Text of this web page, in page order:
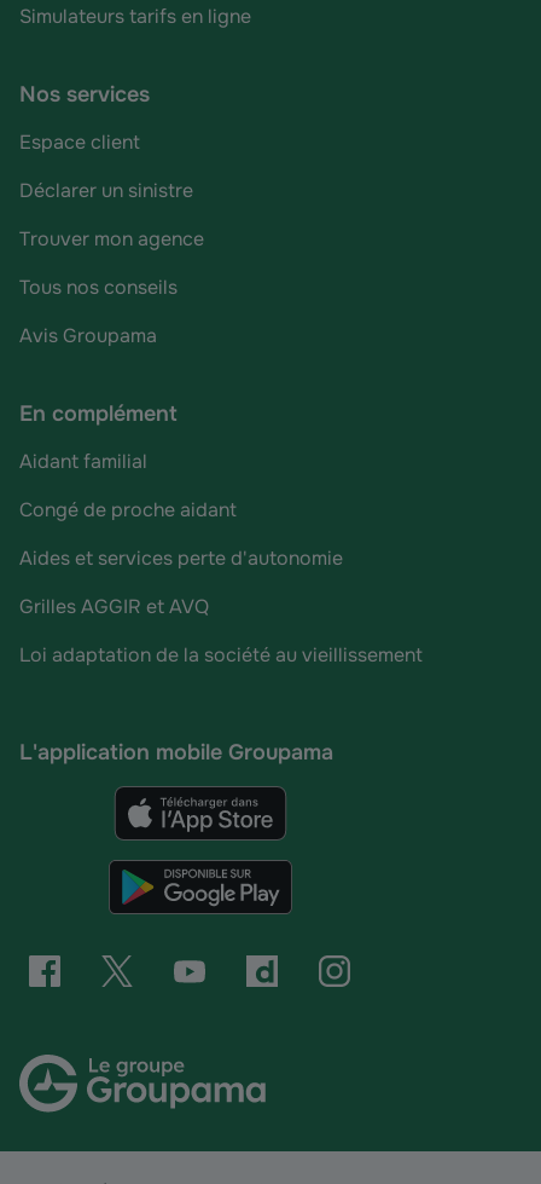
Simulateurs tarifs en ligne
Nos services
Espace client
Déclarer un sinistre
Trouver mon agence
Tous nos conseils
Avis Groupama
En complément
Aidant familial
Congé de proche aidant
Aides et services perte d'autonomie
Grilles AGGIR et AVQ
Loi adaptation de la société au vieillissement
L'application mobile Groupama